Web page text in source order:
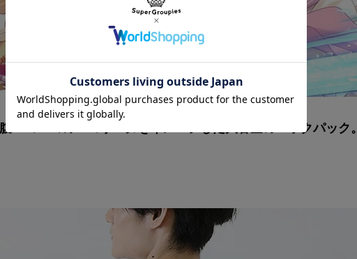
ペコペコのペコリーヌを イメージした大容量のバックパック。